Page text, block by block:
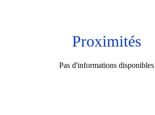
Proximités
Pas d'informations disponibles